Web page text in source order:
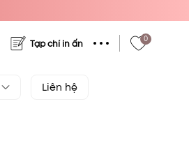
Tạp chí in ấn 0
Liên hệ